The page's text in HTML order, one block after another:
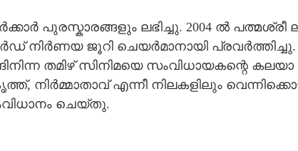
​പു​ര​സ്കാ​ര​ങ്ങളും ​ല​ഭി​ച്ചു.​ 2004​ ​ൽ​ ​പ​ത്മ​ശ്രീ​
​നി​ർ​ണ​യ​ ​ജൂ​റി​ ​ചെ​യ​ർ​മാ​നാ​യി​ ​പ്ര​വ​ർ​ത്തി​ച്ചു.
​ത​മി​ഴ് ​സി​നി​മ​യെ​ ​സം​വി​ധാ​യ​ക​ന്റെ​ ​ക​ല​യാ​
​നി​ർ​മ്മാ​താ​വ് ​എ​ന്നീ​ ​നി​ല​ക​ളി​ലും​
ചെയ്തു.